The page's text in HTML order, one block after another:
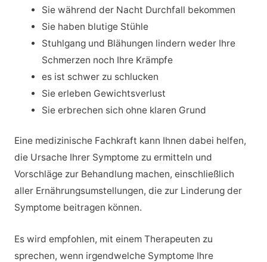
Sie während der Nacht Durchfall bekommen
Sie haben blutige Stühle
Stuhlgang und Blähungen lindern weder Ihre
Schmerzen noch Ihre Krämpfe
es ist schwer zu schlucken
Sie erleben Gewichtsverlust
Sie erbrechen sich ohne klaren Grund
Eine medizinische Fachkraft kann Ihnen dabei helfen,
die Ursache Ihrer Symptome zu ermitteln und
Vorschläge zur Behandlung machen, einschließlich
aller Ernährungsumstellungen, die zur Linderung der
Symptome beitragen können.
Es wird empfohlen, mit einem Therapeuten zu
sprechen, wenn irgendwelche Symptome Ihre